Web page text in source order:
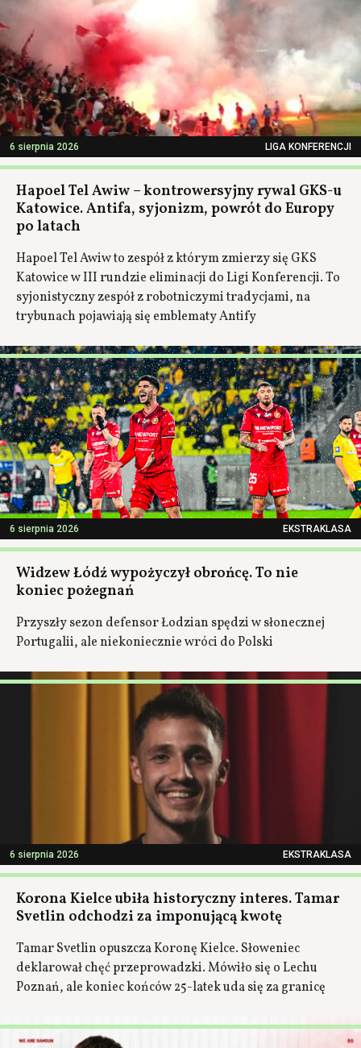
6 sierpnia 2026 LIGA KONFERENCJI
Hapoel Tel Awiw – kontrowersyjny rywal GKS-u
Katowice. Antifa, syjonizm, powrót do Europy
po latach
Hapoel Tel Awiw to zespół z którym zmierzy się GKS
Katowice w III rundzie eliminacji do Ligi Konferencji. To
syjonistyczny zespół z robotniczymi tradycjami, na
trybunach pojawiają się emblematy Antify
6 sierpnia 2026 EKSTRAKLASA
Widzew Łódź wypożyczył obrońcę. To nie
koniec pożegnań
Przyszły sezon defensor Łodzian spędzi w słonecznej
Portugalii, ale niekoniecznie wróci do Polski
6 sierpnia 2026 EKSTRAKLASA
Korona Kielce ubiła historyczny interes. Tamar
Svetlin odchodzi za imponującą kwotę
Tamar Svetlin opuszcza Koronę Kielce. Słoweniec
deklarował chęć przeprowadzki. Mówiło się o Lechu
Poznań, ale koniec końców 25-latek uda się za granicę